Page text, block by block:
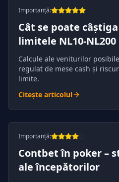
Importanță:
Cât se poate
limitele NL10-NL200
Calcule ale veniturilor
regulat de mese cash și
limite.
Citește articolul
Importanță:
Contbet în poker –
ale începătorilor